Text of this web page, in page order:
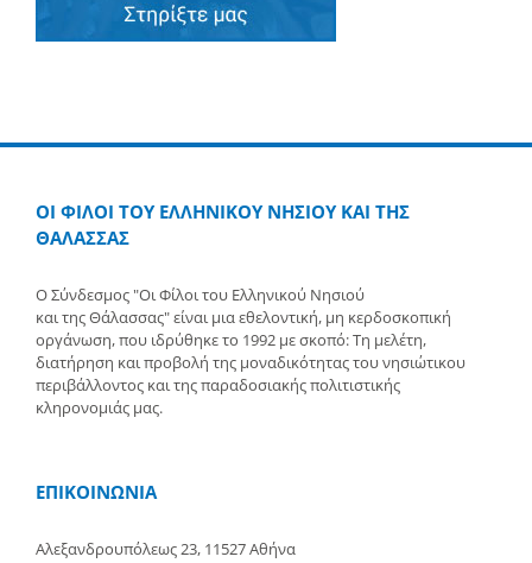
ΟΙ ΦΙΛΟΙ ΤΟΥ ΕΛΛΗΝΙΚΟΥ ΝΗΣΙΟΥ ΚΑΙ ΤΗΣ
ΘΑΛΑΣΣΑΣ
Ο Σύνδεσμος "Οι Φίλοι του Ελληνικού Νησιού
και της Θάλασσας" είναι μια εθελοντική, μη κερδοσκοπική
οργάνωση, που ιδρύθηκε το 1992 με σκοπό: Τη μελέτη,
διατήρηση και προβολή της μοναδικότητας του νησιώτικου
περιβάλλοντος και της παραδοσιακής πολιτιστικής
κληρονομιάς μας.
ΕΠΙΚΟΙΝΩΝΙΑ
Αλεξανδρουπόλεως 23, 11527 Αθήνα